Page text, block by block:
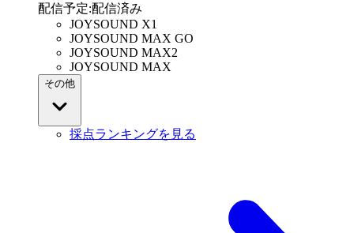
配信予定:配信済み
JOYSOUND X1
JOYSOUND MAX GO
JOYSOUND MAX2
JOYSOUND MAX
その他
採点ランキングを見る